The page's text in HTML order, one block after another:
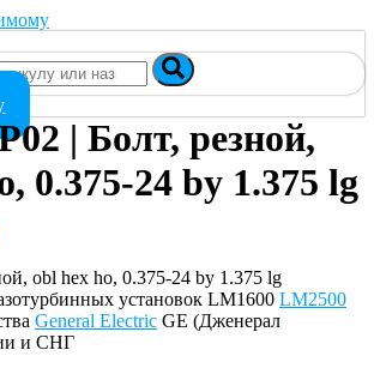
| Болт, резной,
0.375-24 by 1.375 lg
obl hex ho, 0.375-24 by 1.375 lg
установок LM1600 LM2500
General Electric GE (Дженерал
и СНГ